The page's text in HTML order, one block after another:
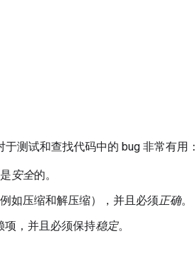
测试和查找代码中的 bug 非常有用：
安全的。
如压缩和解压缩），并且必须 正确。
项，并且必须保持稳定。